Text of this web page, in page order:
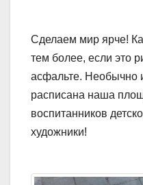
Сделаем мир ярче!
тем более, если это
асфальте. Необычно
расписана наша
воспитанников
художники!